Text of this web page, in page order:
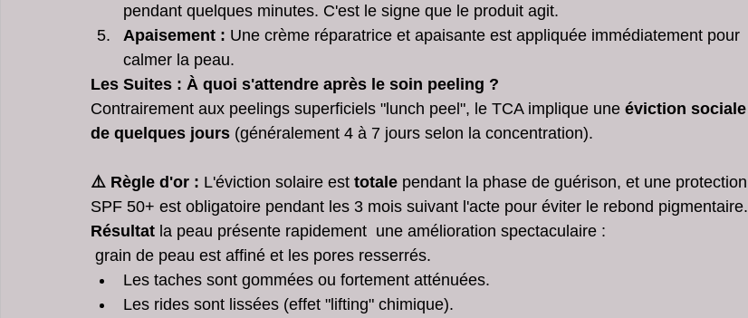
pendant quelques minutes. C'est le signe que le produit agit.
Apaisement : Une crème réparatrice et apaisante est appliquée immédiatement pour
calmer la peau.
Les Suites : À quoi s'attendre après le soin peeling ?
Contrairement aux peelings superficiels "lunch peel", le TCA implique une éviction sociale
de quelques jours (généralement 4 à 7 jours selon la concentration).
⚠️ Règle d'or : L'éviction solaire est totale pendant la phase de guérison, et une protection
SPF 50+ est obligatoire pendant les 3 mois suivant l'acte pour éviter le rebond pigmentaire.
Résultat la peau présente rapidement  une amélioration spectaculaire :
grain de peau est affiné et les pores resserrés.
Les taches sont gommées ou fortement atténuées.
Les rides sont lissées (effet "lifting" chimique).